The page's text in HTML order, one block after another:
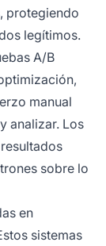
protegiendo
legítimos.
A/B
manual
analizar. Los
sobre lo
en
sistemas